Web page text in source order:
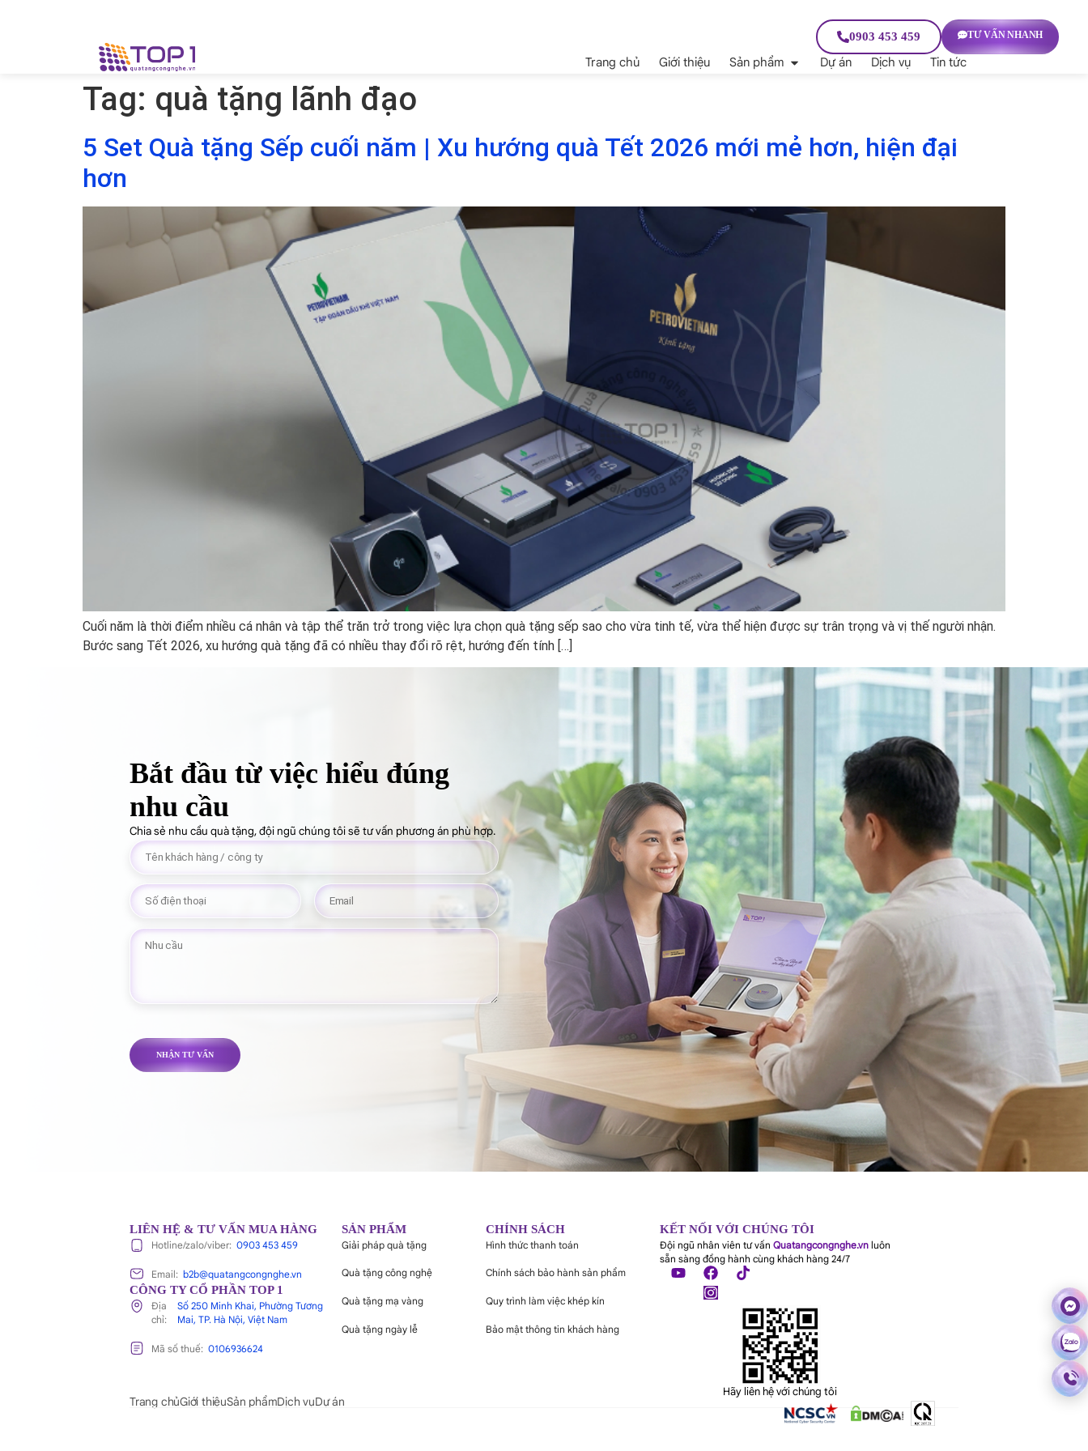
Trang chủ Giới thiệu Sản phẩm Dự án Dịch vụ Tin tức
0903 453 459 TƯ VẤN NHANH
Tag: quà tặng lãnh đạo
5 Set Quà tặng Sếp cuối năm | Xu hướng quà Tết 2026 mới mẻ hơn, hiện đại
hơn
Cuối năm là thời điểm nhiều cá nhân và tập thể trăn trở trong việc lựa chọn quà tặng sếp sao cho vừa tinh tế, vừa thể hiện được sự trân trọng và vị thế người nhận.
Bước sang Tết 2026, xu hướng quà tặng đã có nhiều thay đổi rõ rệt, hướng đến tính […]
Bắt đầu từ việc hiểu đúng
nhu cầu
Chia sẻ nhu cầu quà tặng, đội ngũ chúng tôi sẽ tư vấn phương án phù hợp.
NHẬN TƯ VẤN
LIÊN HỆ & TƯ VẤN MUA HÀNG
Hotline/zalo/viber: 0903 453 459
Email: b2b@quatangcongnghe.vn
CÔNG TY CỔ PHẦN TOP 1
Địa
chỉ:
Số 250 Minh Khai, Phường Tương
Mai, TP. Hà Nội, Việt Nam
Mã số thuế: 0106936624
SẢN PHẨM
Giải pháp quà tặng
Quà tặng công nghệ
Quà tặng mạ vàng
Quà tặng ngày lễ
CHÍNH SÁCH
Hình thức thanh toán
Chính sách bảo hành sản phẩm
Quy trình làm việc khép kín
Bảo mật thông tin khách hàng
KẾT NỐI VỚI CHÚNG TÔI
Đội ngũ nhân viên tư vấn Quatangcongnghe.vnluôn
sẵn sàng đồng hành cùng khách hàng 24/7
Hãy liên hệ với chúng tôi
Trang chủGiới thiệuSản phẩmDịch vụDự án